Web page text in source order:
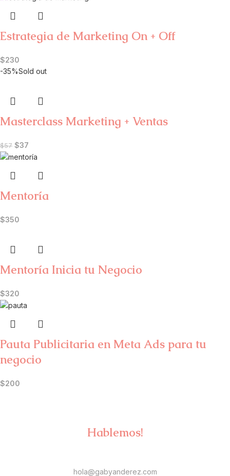
Estrategia de Marketing On + Off
$230
-35%Sold out
Masterclass Marketing + Ventas
$57 $37
Mentoría
$350
Mentoría Inicia tu Negocio
$320
Pauta Publicitaria en Meta Ads para tu
negocio
$200
Hablemos!
hola@gabyanderez.com